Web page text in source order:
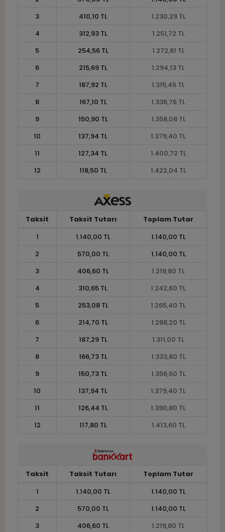
3
410,10 TL
1.230,29 TL
4
312,93 TL
1.251,72 TL
5
254,56 TL
1.272,81 TL
6
215,69 TL
1.294,13 TL
7
187,92 TL
1.315,45 TL
8
167,10 TL
1.336,76 TL
9
150,90 TL
1.358,08 TL
10
137,94 TL
1.379,40 TL
11
127,34 TL
1.400,72 TL
12
118,50 TL 1.422,04 TL
Taksit Taksit Tutarı
Toplam Tutar
1
1.140,00 TL
1.140,00 TL
2
570,00 TL
1.140,00 TL
3
406,60 TL
1.219,80 TL
4
310,65 TL
1.242,60 TL
5
253,08 TL
1.265,40 TL
6
214,70 TL
1.288,20 TL
7
187,29 TL
1.311,00 TL
8
166,73 TL
1.333,80 TL
9
150,73 TL
1.356,60 TL
10
137,94 TL
1.379,40 TL
11
126,44 TL
1.390,80 TL
12
117,80 TL 1.413,60 TL
Taksit Taksit Tutarı
Toplam Tutar
1
1.140,00 TL
1.140,00 TL
2
570,00 TL
1.140,00 TL
3
406,60 TL
1.219,80 TL